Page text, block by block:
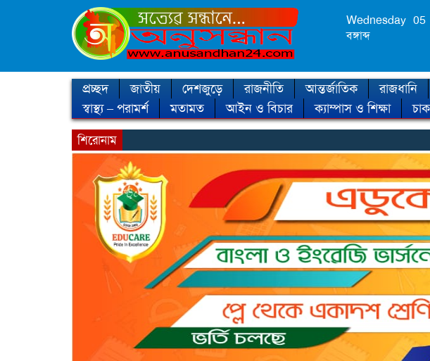
Wednesday
বঙ্গাব্দ
প্রচ্ছদ জাতীয় দেশজুড়ে রাজনীতি আন্তর্জাতিক রাজধানি
স্বাস্থ্য – পরামর্শ
মতামত আইন ও বিচার ক্যাম্পাস ও শিক্ষা
শিরোনাম ◈